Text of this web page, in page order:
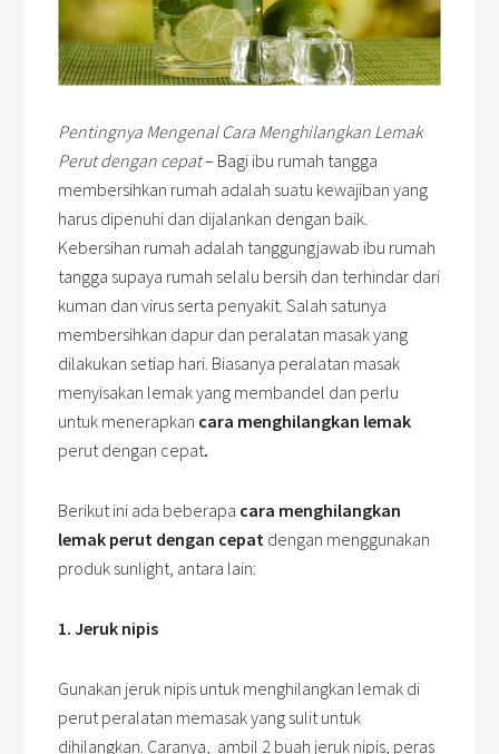
Pentingnya Mengenal Cara Menghilangkan Lemak
Perut dengan cepat– Bagi ibu rumah tangga
membersihkan rumah adalah suatu kewajiban yang
harus dipenuhi dan dijalankan dengan baik.
Kebersihan rumah adalah tanggungjawab ibu rumah
tangga supaya rumah selalu bersih dan terhindar dari
kuman dan virus serta penyakit. Salah satunya
membersihkan dapur dan peralatan masak yang
dilakukan setiap hari. Biasanya peralatan masak
menyisakan lemak yang membandel dan perlu
untuk menerapkan cara menghilangkan lemak
perut dengan cepat.
Berikut ini ada beberapa cara menghilangkan
lemak perut dengan cepat dengan menggunakan
produk sunlight, antara lain:
1. Jeruk nipis
Gunakan jeruk nipis untuk menghilangkan lemak di
perut peralatan memasak yang sulit untuk
dihilangkan. Caranya, ambil 2 buah jeruk nipis, peras